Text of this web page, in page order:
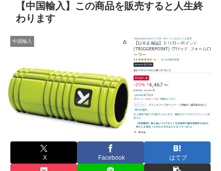
【中国輸入】この商品を販売すると人生終
わります
中国輸入
X Facebook はてブ